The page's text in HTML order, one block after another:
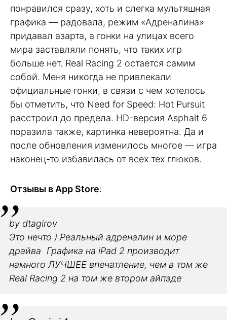
понравился сразу, хоть и слегка мультяшная
графика — радовала, режим «Адреналина»
придавал азарта, а гонки на улицах всего
мира заставляли понять, что таких игр
больше нет. Real Racing 2 остается самим
собой. Меня никогда не привлекали
официальные гонки, в связи с чем хотелось
бы отметить, что Need for Speed: Hot Pursuit
расстроил до предела. HD-версия Asphalt 6
поразила также, картинка невероятна. Да и
после обновления изменилось многое — игра
наконец-то избавилась от всех тех глюков.
Отзывы в App Store:
by dtagirov
Это нечто ) Реальный адреналин и море
драйва Графика на iPad 2 производит
намного ЛУЧШЕЕ впечатление, чем в том же
Real Racing 2 на том же втором айпэде